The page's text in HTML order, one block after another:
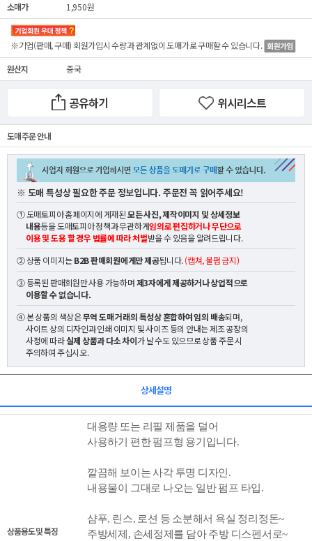
소매가 1,950원
※기업(판매, 구매) 회원가입시 수량과 관계없이도매가로 구매할 수 있습니다.
원산지 중국
공유하기 위시리스트
도매 주문 안내
※ 도매 특성상 필요한 주문 정보입니다. 주문전 꼭 읽어주세요!
① 도매토피아 홈페이지에 게재된모든 사진, 제작이미지 및 상세정보
내용등을 도매토피아 정책과 무관하게임의로 편집하거나 무단으로
이용 및 도용 할 경우 법률에 따라 처벌받을 수 있음을 알려드립니다.
② 상품 이미지는B2B 판매회원에게만 제공됩니다.(캡쳐, 불펌 금지)
③ 등록된 판매회원만 사용 가능하며제3자에게 제공하거나 상업적으로
이용할 수 없습니다.
④ 본 상품의 색상은무역 도매 거래의 특성상 혼합하여 임의 배송되며,
사이트 상의 디자인과 인쇄 이미지 및 사이즈 등의 안내는 제조 공장의
사정에 따라실제 상품과 다소 차이가 날 수도 있으므로 상품 주문 시
주의하여 주십시오.
상세설명
상품용도 및 특징
대용량 또는 리필 제품을 덜어
사용하기 편한 펌프형 용기 입니다.
깔끔해 보이는 사각 투명 디자인.
내용물이 그대로 나오는 일반 펌프 타입.
샴푸, 린스, 로션 등 소분해서 욕실 정리정돈~
주방세제, 손세정제를 담아 주방 디스펜서로~